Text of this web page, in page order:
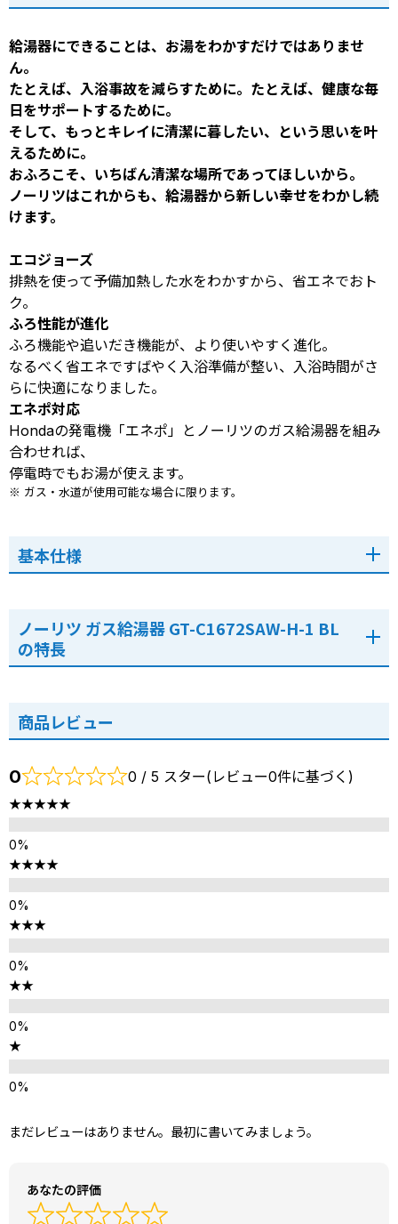
給湯器にできることは、お湯をわかすだけではありませ
ん。
たとえば、入浴事故を減らすために。たとえば、健康な毎
日をサポートするために。
そして、もっとキレイに清潔に暮したい、という思いを叶
えるために。
おふろこそ、いちばん清潔な場所であってほしいから。
ノーリツはこれからも、給湯器から新しい幸せをわかし続
けます。
エコジョーズ
排熱を使って予備加熱した水をわかすから、省エネでおト
ク。
ふろ性能が進化
ふろ機能や追いだき機能が、より使いやすく進化。
なるべく省エネですばやく入浴準備が整い、入浴時間がさ
らに快適になりました。
エネポ対応
Hondaの発電機「エネポ」とノーリツのガス給湯器を組み
合わせれば、
停電時でもお湯が使えます。
※ ガス・水道が使用可能な場合に限ります。
基本仕様
ノーリツ ガス給湯器 GT-C1672SAW-H-1 BL
の特長
商品レビュー
0 0 / 5 スター(レビュー0件に基づく)
★★★★★
★★★★
★★★
★★
★
まだレビューはありません。最初に書いてみましょう。
あなたの評価